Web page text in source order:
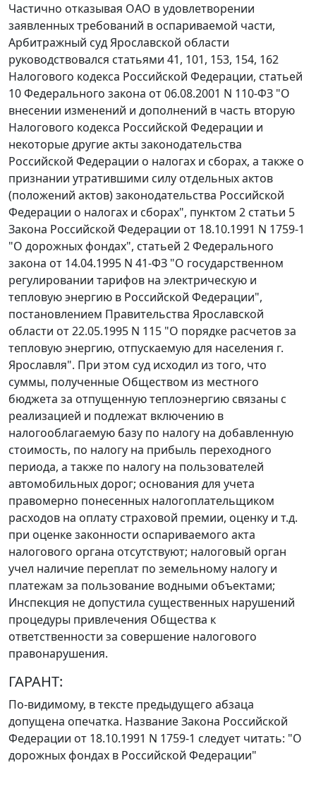
Частично отказывая ОАО в удовлетворении
заявленных требований в оспариваемой части,
Арбитражный суд Ярославской области
руководствовался статьями 41, 101, 153, 154, 162
Налогового кодекса Российской Федерации, статьей
10Федерального закона от 06.08.2001 N 110-ФЗ "О
внесении изменений и дополнений в часть вторую
Налогового кодекса Российской Федерации и
некоторые другие акты законодательства
Российской Федерации о налогах и сборах, а также о
признании утратившими силу отдельных актов
(положений актов) законодательства Российской
Федерации о налогах и сборах", пунктом 2 статьи 5
Закона Российской Федерации от 18.10.1991 N 1759-1
"О дорожных фондах", статьей 2Федерального
закона от 14.04.1995 N 41-ФЗ "О государственном
регулировании тарифов на электрическую и
тепловую энергию в Российской Федерации",
постановлением Правительства Ярославской
области от 22.05.1995 N 115 "О порядке расчетов за
тепловую энергию, отпускаемую для населения г.
Ярославля". При этом суд исходил из того, что
суммы, полученные Обществом из местного
бюджета за отпущенную теплоэнергию связаны с
реализацией и подлежат включению в
налогооблагаемую базу по налогу на добавленную
стоимость, по налогу на прибыль переходного
периода, а также по налогу на пользователей
автомобильных дорог; основания для учета
правомерно понесенных налогоплательщиком
расходов на оплату страховой премии, оценку и т.д.
при оценке законности оспариваемого акта
налогового органа отсутствуют; налоговый орган
учел наличие переплат по земельному налогу и
платежам за пользование водными объектами;
Инспекция не допустила существенных нарушений
процедуры привлечения Общества к
ответственности за совершение налогового
правонарушения.
ГАРАНТ:
По-видимому, в тексте предыдущего абзаца
допущена опечатка. НазваниеЗакона Российской
Федерации от 18.10.1991 N 1759-1 следует читать: "О
дорожных фондах в Российской Федерации"